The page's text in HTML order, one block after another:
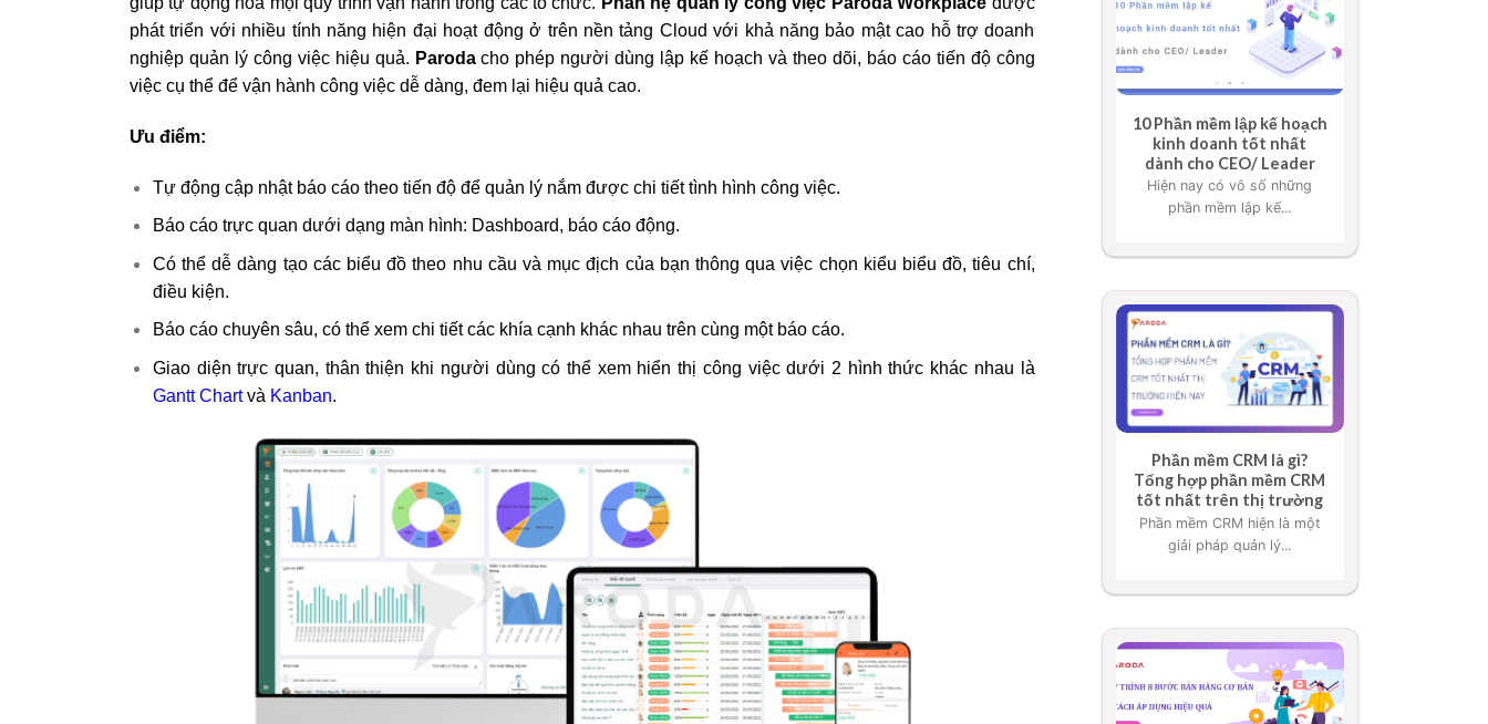
phát triển với nhiều tính năng hiện đại hoạt động ở trên nền tảng Cloud với khả năng bảo mật cao hỗ trợ doanh
nghiệp quản lý công việc hiệu quả. Parodacho phép người dùng lập kế hoạch và theo dõi, báo cáo tiến độ công
việc cụ thể để vận hành công việc dễ dàng, đem lại hiệu quả cao.
Ưu điểm:
Tự động cập nhật báo cáo theo tiến độ để quản lý nắm được chi tiết tình hình công việc.
Báo cáo trực quan dưới dạng màn hình: Dashboard, báo cáo động.
Có thể dễ dàng tạo các biểu đồ theo nhu cầu và mục địch của bạn thông qua việc chọn kiểu biểu đồ, tiêu chí,
điều kiện.
Báo cáo chuyên sâu, có thể xem chi tiết các khía cạnh khác nhau trên cùng một báo cáo.
Giao diện trực quan, thân thiện khi người dùng có thể xem hiển thị công việc dưới 2 hình thức khác nhau là
Gantt Chart và Kanban.
10 Phần mềm lập kế hoạch
kinh doanh tốt nhất
dành cho CEO/ Leader
Hiện nay có vô số những
phần mềm lập kế...
Phần mềm CRM là gì?
Tổng hợp phần mềm CRM
tốt nhất trên thị trường
Phần mềm CRM hiện là một
giải pháp quản lý...